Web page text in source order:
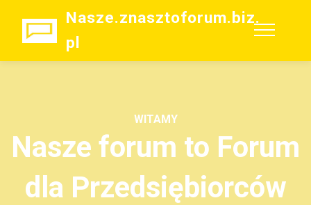
Nasze.znasztoforum.biz.
pl
WITAMY
Nasze forum to Forum
dla Przedsiębiorców